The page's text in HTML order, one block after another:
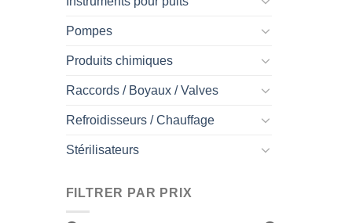
Pompes
Produits chimiques
Raccords / Boyaux / Valves
Refroidisseurs / Chauffage
Stérilisateurs
FILTRER PAR PRIX